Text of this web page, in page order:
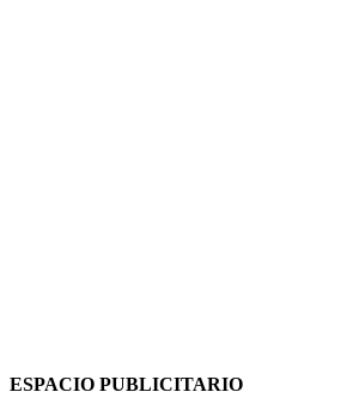
ESPACIO PUBLICITARIO